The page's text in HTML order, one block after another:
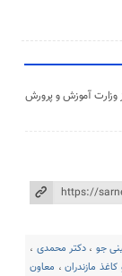
وزارت آموزش و پرورش
جو ، دکتر محمدی ،
مازندران، معاون